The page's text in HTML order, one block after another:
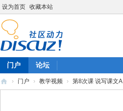
设为首页 收藏本站
门户 论坛
› 门户 › 教学视频 › 第8次课 说写课文A